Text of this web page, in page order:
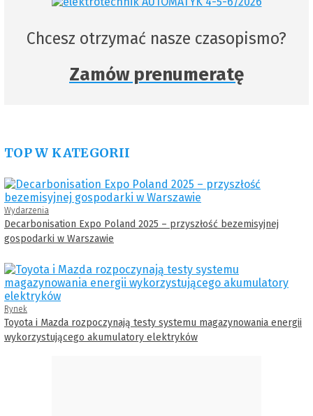
Chcesz otrzymać nasze czasopismo?
Zamów prenumeratę
TOP W KATEGORII
Wydarzenia
Decarbonisation Expo Poland 2025 – przyszłość bezemisyjnej
gospodarki w Warszawie
Rynek
Toyota i Mazda rozpoczynają testy systemu magazynowania energii
wykorzystującego akumulatory elektryków